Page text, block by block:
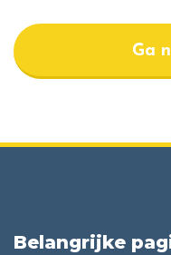
Ga
Belangrijke